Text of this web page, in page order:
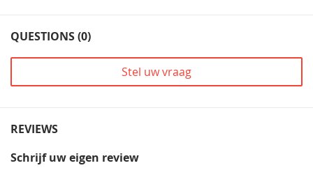
QUESTIONS (0)
Stel uw vraag
REVIEWS
Schrijf uw eigen review